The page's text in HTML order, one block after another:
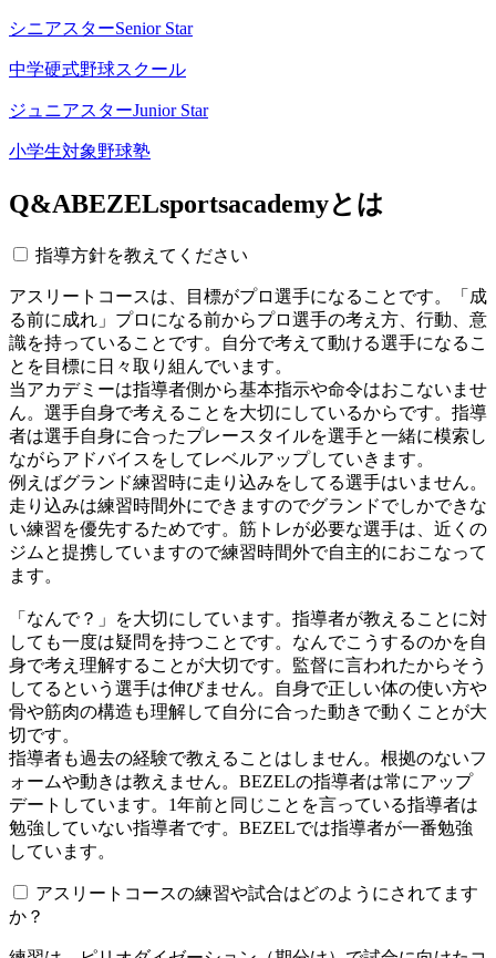
シニアスターSenior Star
中学硬式野球スクール
ジュニアスターJunior Star
小学生対象野球塾
Q&ABEZELsportsacademyとは
指導方針を教えてください
アスリートコースは、目標がプロ選手になることです。「成
る前に成れ」プロになる前からプロ選手の考え方、行動、意
識を持っていることです。自分で考えて動ける選手になるこ
とを目標に日々取り組んでいます。
当アカデミーは指導者側から基本指示や命令はおこないませ
ん。選手自身で考えることを大切にしているからです。指導
者は選手自身に合ったプレースタイルを選手と一緒に模索し
ながらアドバイスをしてレベルアップしていきます。
例えばグランド練習時に走り込みをしてる選手はいません。
走り込みは練習時間外にできますのでグランドでしかできな
い練習を優先するためです。筋トレが必要な選手は、近くの
ジムと提携していますので練習時間外で自主的におこなって
ます。
「なんで？」を大切にしています。指導者が教えることに対
しても一度は疑問を持つことです。なんでこうするのかを自
身で考え理解することが大切です。監督に言われたからそう
してるという選手は伸びません。自身で正しい体の使い方や
骨や筋肉の構造も理解して自分に合った動きで動くことが大
切です。
指導者も過去の経験で教えることはしません。根拠のないフ
ォームや動きは教えません。BEZELの指導者は常にアップ
デートしています。1年前と同じことを言っている指導者は
勉強していない指導者です。BEZELでは指導者が一番勉強
しています。
アスリートコースの練習や試合はどのようにされてます
か？